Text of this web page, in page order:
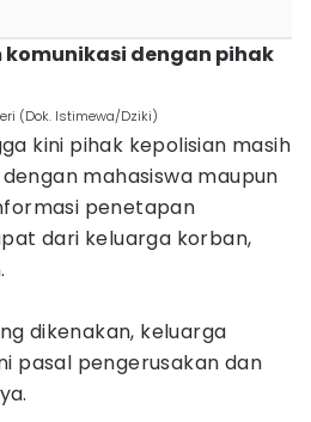
komunikasi dengan pihak
(Dok. Istimewa/Dziki)
kini pihak kepolisian masih
mahasiswa maupun
penetapan
dari keluarga korban,
dikenakan, keluarga
pasal pengerusakan dan